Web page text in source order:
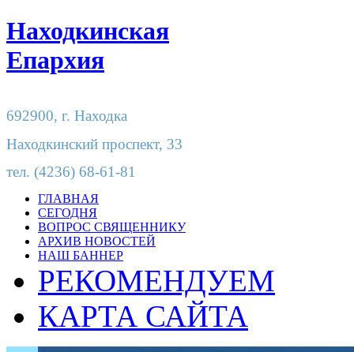
Находкинская
Епархия
692900, г. Находка
Находкинский проспект, 33
тел. (4236) 68-61-81
ГЛАВНАЯ
СЕГОДНЯ
ВОПРОС СВЯЩЕННИКУ
АРХИВ НОВОСТЕЙ
НАШ БАННЕР
РЕКОМЕНДУЕМ
КАРТА САЙТА